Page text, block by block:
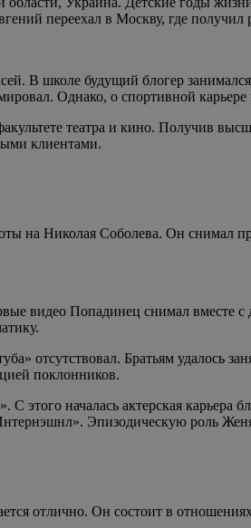
переехал в Москву, где
В школе будущий блогер
Однако, о спортивной
театра и кино. Получив
клиентами.
на Николая Соболева. Он снимал
видео Попадинец снимал
отсутствовал. Братьям удалось
поклонников.
этого началась актерская
Эпизодическую роль
отлично. Он состоит в